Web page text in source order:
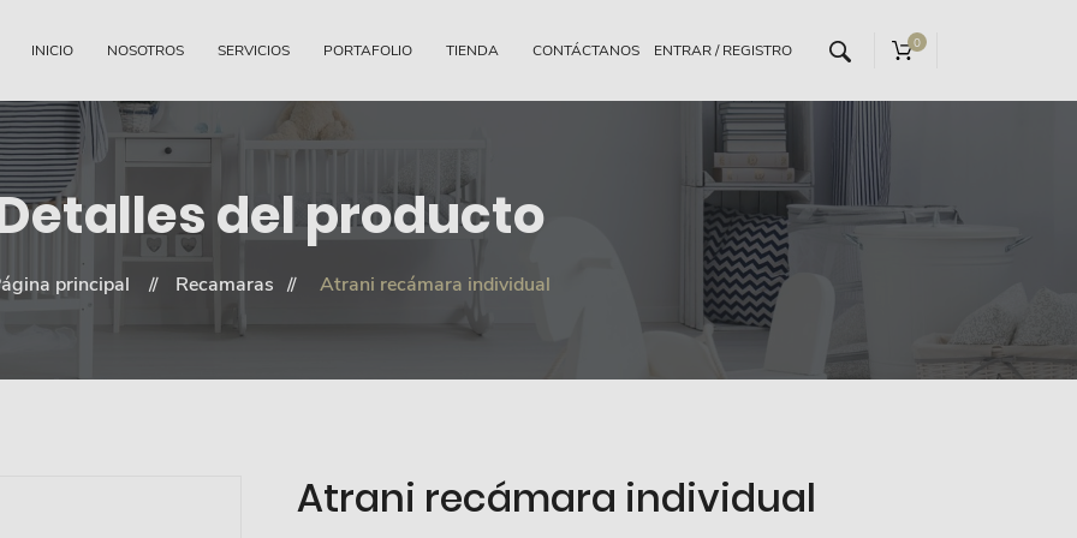
INICIO NOSOTROS SERVICIOS PORTAFOLIO TIENDA CONTÁCTANOS 0
del producto
principal Recamaras Atrani recámara individual
Atrani recámara individual